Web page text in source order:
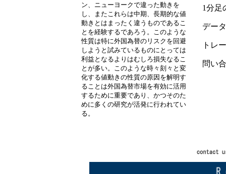
ン、ニューヨークで違った動きを
し、またこれらは中期、長期的な値
動きとはまったく違うものであるこ
とを経験するであろう。このような
性質は特に外国為替のリスクを回避
しようと試みているものにとっては
利益となるよりはむしろ損失なるこ
とが多い。このような時々刻々と変
化する値動きの性質の原因を解明す
ることは外国為替市場を有効に活用
するために重要であり、かつそのた
めに多くの研究が活発に行われてい
る。
1分足
デー
トレ
問い